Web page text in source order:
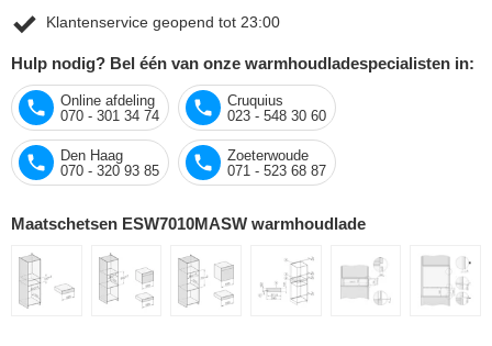
Klantenservice geopend tot 23:00
Hulp nodig? Bel één van onze warmhoudladespecialisten in:
Online afdeling
070 - 301 34 74
Cruquius
023 - 548 30 60
Den Haag
070 - 320 93 85
Zoeterwoude
071 - 523 68 87
Maatschetsen ESW7010MASW warmhoudlade